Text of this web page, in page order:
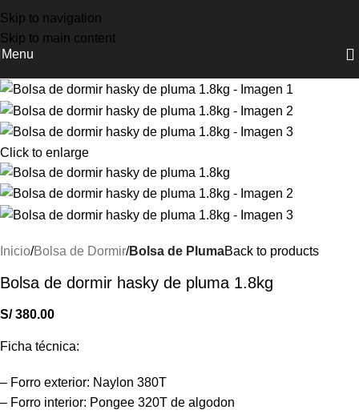
Skip to navigation
Skip to main content
NUEVOS INGRESOS COLUMBIA, DOITE Y OSPREY
Menu
Click to enlarge
Inicio Bolsa de Dormir Bolsa de PlumaBack to products
Bolsa de dormir hasky de pluma 1.8kg
S/380.00
Ficha técnica:
– Forro exterior: Naylon 380T
– Forro interior: Pongee 320T de algodon